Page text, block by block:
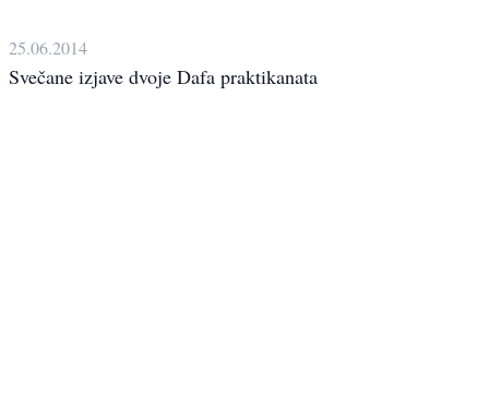
25.06.2014
Svečane izjave dvoje Dafa praktikanata